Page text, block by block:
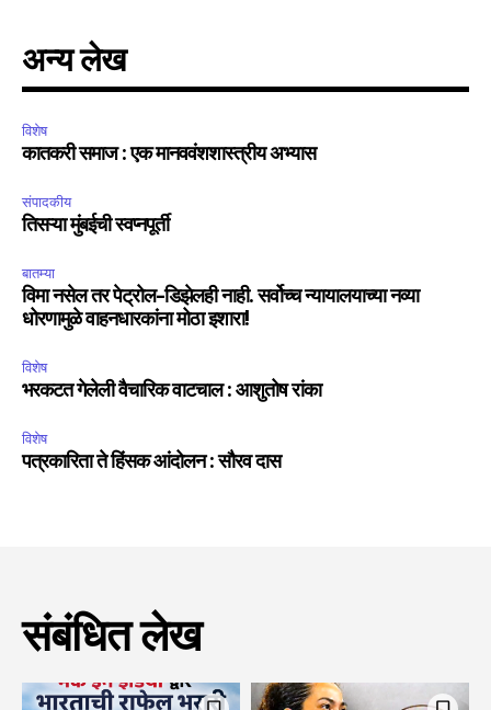
अन्य लेख
विशेष
कातकरी समाज : एक मानववंशशास्त्रीय अभ्यास
संपादकीय
तिसऱ्या मुंबईची स्वप्नपूर्ती
बातम्या
विमा नसेल तर पेट्रोल-डिझेलही नाही. सर्वोच्च न्यायालयाच्या नव्या
धोरणामुळे वाहनधारकांना मोठा इशारा!
विशेष
भरकटत गेलेली वैचारिक वाटचाल : आशुतोष रांका
विशेष
पत्रकारिता ते हिंसक आंदोलन : सौरव दास
संबंधित लेख